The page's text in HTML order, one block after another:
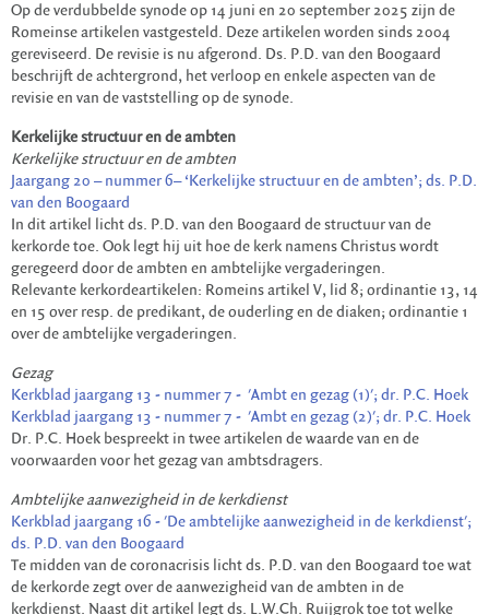
Op de verdubbelde synode op 14 juni en 20 september 2025 zijn de
Romeinse artikelen vastgesteld. Deze artikelen worden sinds 2004
gereviseerd. De revisie is nu afgerond. Ds. P.D. van den Boogaard
beschrijft de achtergrond, het verloop en enkele aspecten van de
revisie en van de vaststelling op de synode.
Kerkelijke structuur en de ambten
Kerkelijke structuur en de ambten
Jaargang 20 – nummer 6– ‘Kerkelijke structuur en de ambten’; ds. P.D.
van den Boogaard
In dit artikel licht ds. P.D. van den Boogaard de structuur van de
kerkorde toe. Ook legt hij uit hoe de kerk namens Christus wordt
geregeerd door de ambten en ambtelijke vergaderingen.
Relevante kerkordeartikelen: Romeins artikel V, lid 8; ordinantie 13, 14
en 15 over resp. de predikant, de ouderling en de diaken; ordinantie 1
over de ambtelijke vergaderingen.
Gezag
Kerkblad jaargang 13 - nummer 7 - 'Ambt en gezag (1)'; dr. P.C. Hoek
Kerkblad jaargang 13 - nummer 7 - 'Ambt en gezag (2)'; dr. P.C. Hoek
Dr. P.C. Hoek bespreekt in twee artikelen de waarde van en de
voorwaarden voor het gezag van ambtsdragers.
Ambtelijke aanwezigheid in de kerkdienst
Kerkblad jaargang 16 - 'De ambtelijke aanwezigheid in de kerkdienst';
ds. P.D. van den Boogaard
Te midden van de coronacrisis licht ds. P.D. van den Boogaard toe wat
de kerkorde zegt over de aanwezigheid van de ambten in de
kerkdienst. Naast dit artikel legt ds. L.W.Ch. Ruijgrok toe tot welke